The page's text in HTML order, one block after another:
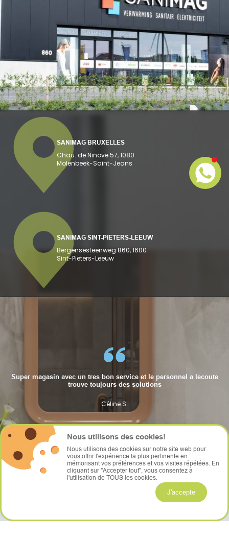
Nous utilisons des cookies!
Nous utilisons des cookies sur notre site web pour
vous offrir l'expérience la plus pertinente en
mémorisant vos préférences et vos visites répétées. En
cliquant sur "Accepter tout", vous consentez à
l'utilisation de TOUS les cookies.
J'accepte
SANIMAG BRUXELLES
Chau. de Ninove 57, 1080
Molenbeek-Saint-Jeans
SANIMAG SINT-PIETERS-LEEUW
Bergensesteenweg 860, 1600
Sint-Pieters-Leeuw
Céline S.
Super magasin avec un tres bon service et le personnel a lecoute
trouve toujours des solutions
Céline S.
Céline S.